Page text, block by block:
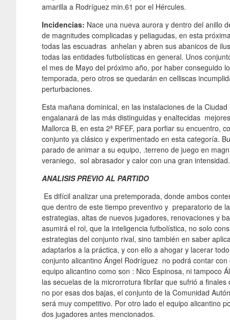
amarilla a Rodríguez min.61 por el Hércules.
Incidencias: Nace una nueva aurora y dentro del anillo
de magnitudes complicadas y peliagudas, en esta
todas las escuadras anhelan y abren sus abanicos de
todas las entidades futbolísticas en general. Unos
el mes de Mayo del próximo año, por haber conseguido
temporada, pero otros se quedarán en celliscas
perturbaciones.
Esta mañana dominical, en las instalaciones de la
engalanará de las más distinguidas y enaltecidas
Mallorca B, en esta 2ª RFEF, para porfiar su encuentro,
conjunto ya clásico y experimentado en esta categoría.
parado de animar a su equipo, .terreno de juego en
veraniego, sol abrasador y calor con una gran intensidad.
ANALISIS PREVIO AL PARTIDO
Es difícil analizar una pretemporada, donde ambos
que dentro de este tiempo preventivo y preparatorio de
estrategias, altas de nuevos jugadores, renovaciones y
asumirá el rol, que la inteligencia futbolística, no solo
estrategias del conjunto rival, sino también en saber
adaptarlos a la práctica, y con ello a ahogar y lacerar
conjunto alicantino Ángel Rodríguez no podrá contar
equipo alicantino como son : Nico Espinosa, ni tampoco
las secuelas de la microrrotura fibrilar que sufrió a
no por esas dos bajas, el conjunto de la Comunidad
será muy competitivo. Por otro lado el equipo alicantino
dos jugadores antes mencionados.